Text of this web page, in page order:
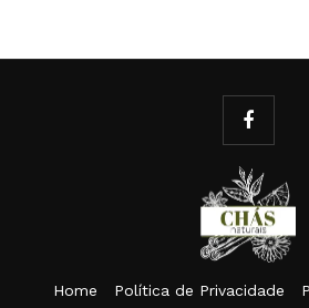
Home Política de Privacidade